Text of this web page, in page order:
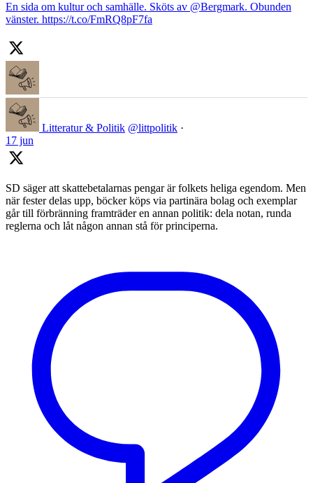
En sida om kultur och samhälle. Sköts av @Bergmark. Obunden
vänster. https://t.co/FmRQ8pF7fa
Litteratur & Politik @littpolitik ·
17 jun
SD säger att skattebetalarnas pengar är folkets heliga egendom. Men
när fester delas upp, böcker köps via partinära bolag och exemplar
går till förbränning framträder en annan politik: dela notan, runda
reglerna och låt någon annan stå för principerna.